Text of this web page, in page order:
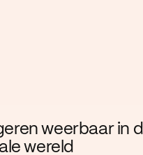
weerbaar in
wereld